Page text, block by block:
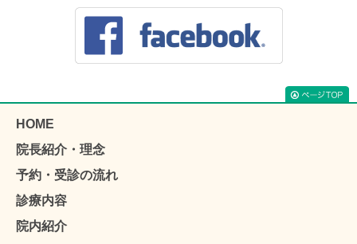
HOME
院長紹介・理念
予約・受診の流れ
診療内容
院内紹介